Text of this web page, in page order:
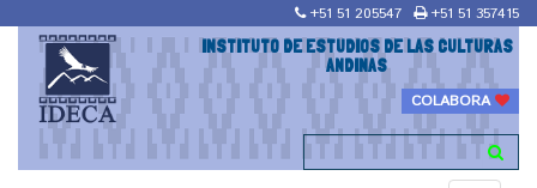
+51 51 205547 +51 51 357415
INSTITUTO DE ESTUDIOS DE LAS CULTURAS
ANDINAS
COLABORA